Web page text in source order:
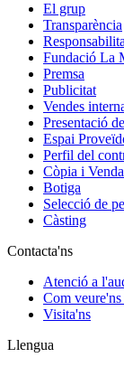
El grup
Transparència
Fundació La
Premsa
Publicitat
Vendes
Presentació
Espai
Perfil del
Còpia i
Botiga
Selecció de
Càsting
Contacta'ns
Atenció a
Com
Visita'ns
Llengua